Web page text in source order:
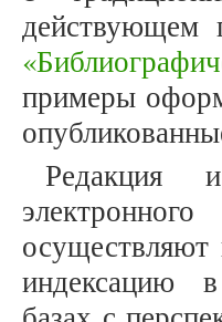
действующем
примеры
Редакция
осуществляют
индексацию